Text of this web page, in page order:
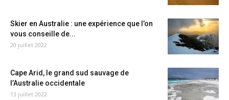
Skier en Australie : une expérience que l’on
vous conseille de...
20 juillet 2022
Cape Arid, le grand sud sauvage de
l’Australie occidentale
13 juillet 2022